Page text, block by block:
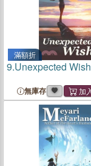
滿額折
9.Unexpected Wish
無庫存